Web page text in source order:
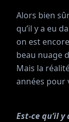
Alors bien
qu’il y a eu
on est
beau nuage
Mais la
années pour
Est-ce qu’il